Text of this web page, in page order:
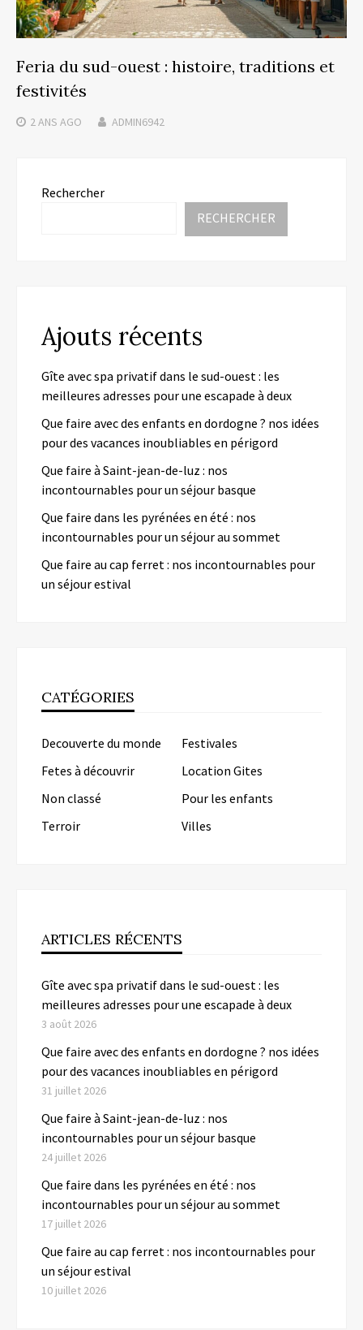
Feria du sud-ouest : histoire, traditions et
festivités
2 ANS AGO ADMIN6942
Rechercher
RECHERCHER
Ajouts récents
Gîte avec spa privatif dans le sud-ouest : les
meilleures adresses pour une escapade à deux
Que faire avec des enfants en dordogne ? nos idées
pour des vacances inoubliables en périgord
Que faire à Saint-jean-de-luz : nos
incontournables pour un séjour basque
Que faire dans les pyrénées en été : nos
incontournables pour un séjour au sommet
Que faire au cap ferret : nos incontournables pour
un séjour estival
CATÉGORIES
Decouverte du monde
Festivales
Fetes à découvrir
Location Gites
Non classé
Pour les enfants
Terroir
Villes
ARTICLES RÉCENTS
Gîte avec spa privatif dans le sud-ouest : les
meilleures adresses pour une escapade à deux
3 août 2026
Que faire avec des enfants en dordogne ? nos idées
pour des vacances inoubliables en périgord
31 juillet 2026
Que faire à Saint-jean-de-luz : nos
incontournables pour un séjour basque
24 juillet 2026
Que faire dans les pyrénées en été : nos
incontournables pour un séjour au sommet
17 juillet 2026
Que faire au cap ferret : nos incontournables pour
un séjour estival
10 juillet 2026